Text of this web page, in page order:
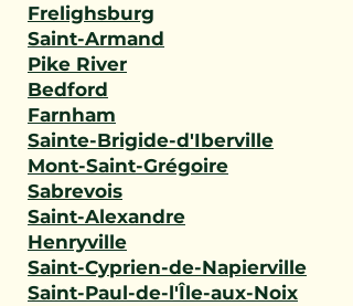
Frelighsburg
Saint-Armand
Pike River
Bedford
Farnham
Sainte-Brigide-d'Iberville
Mont-Saint-Grégoire
Sabrevois
Saint-Alexandre
Henryville
Saint-Cyprien-de-Napierville
Saint-Paul-de-l'Île-aux-Noix